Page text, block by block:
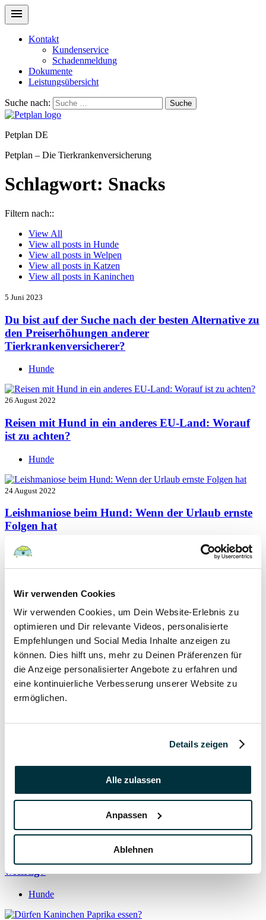
Wir verwenden Cookies
Wir verwenden Cookies, um Dein Website-Erlebnis zu
optimieren und Dir relevante Videos, personalisierte
Empfehlungen und Social Media Inhalte anzeigen zu
können. Dies hilft uns, mehr zu Deinen Präferenzen für
die Anzeige personalisierter Angebote zu erfahren und
eine kontinuierliche Verbesserung unserer Website zu
ermöglichen.
Details zeigen
Alle zulassen
Anpassen
Ablehnen
Kontakt
Kundenservice
Schadenmeldung
Dokumente
Leistungsübersicht
Suche nach: Suche
Petplan DE
Petplan – Die Tierkrankenversicherung
Schlagwort: Snacks
Filtern nach::
View All
View all posts in Hunde
View all posts in Welpen
View all posts in Katzen
View all posts in Kaninchen
5 Juni 2023
Du bist auf der Suche nach der besten Alternative zu
den Preiserhöhungen anderer
Tierkrankenversicherer?
Hunde
26 August 2022
Reisen mit Hund in ein anderes EU-Land: Worauf
ist zu achten?
Hunde
24 August 2022
Leishmaniose beim Hund: Wenn der Urlaub ernste
Folgen hat
Hunde
22 August 2022
Hundefutter und Wasser im Urlaub: Worauf sollte
besonders geachtet werden?
Hunde
17 August 2022
Was dürfen Katzen nicht essen?
Katzen
Vitamin B für den Hund: Für was ist es wichtig?
Hunde
13 August 2022
wichtig?
Hunde